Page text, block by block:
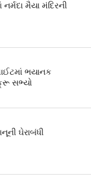
મૈયા મંદિરની
ભયાનક
સભ્યો
ઘેરાબંધી